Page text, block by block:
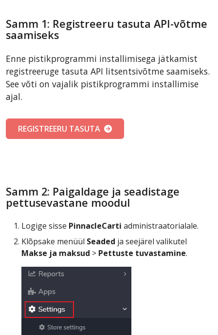
Samm 1: Registreeru tasuta API-võtme
saamiseks
Enne pistikprogrammi installimisega jätkamist
registreeruge tasuta API litsentsivõtme saamiseks.
See võti on vajalik pistikprogrammi installimise
ajal.
REGISTREERU TASUTA
Samm 2: Paigaldage ja seadistage
pettusevastane moodul
Logige sisse PinnacleCarti administraatorialale.
Klõpsake menüül Seaded ja seejärel valikutel
Makse ja maksud > Pettuste tuvastamine.